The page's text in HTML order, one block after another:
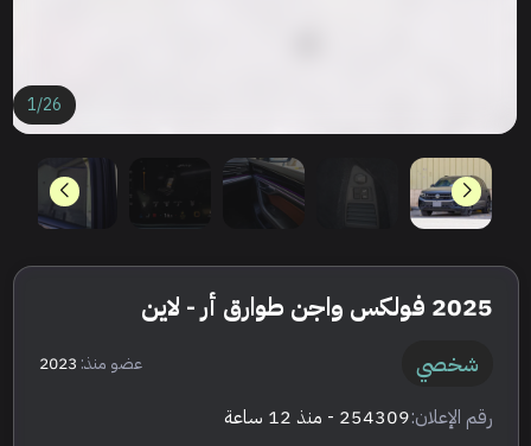
1/26
2025 فولكس واجن طوارق أر - لاين
شخصي عضو منذ: 2023
رقم الإعلان:254309 - منذ 12 ساعة